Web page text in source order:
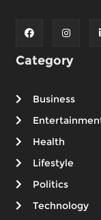
Category
Business
Health
Lifestyle
Politics
Technology